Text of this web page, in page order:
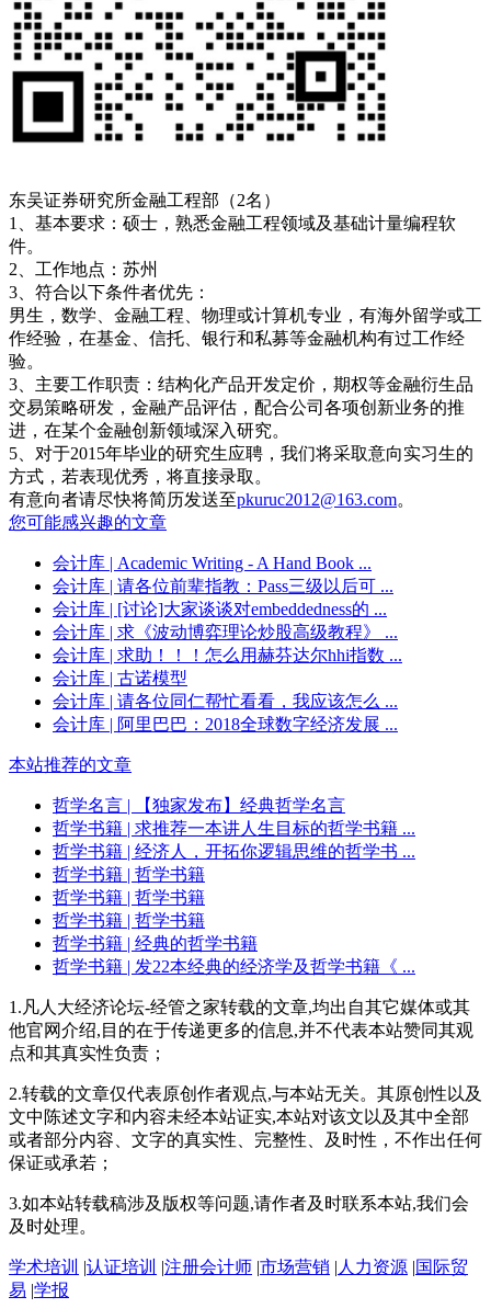
东吴证券研究所金融工程部（2名）
1、基本要求：硕士，熟悉金融工程领域及基础计量编程软
件。
2、工作地点：苏州
3、符合以下条件者优先：
男生，数学、金融工程、物理或计算机专业，有海外留学或工
作经验，在基金、信托、银行和私募等金融机构有过工作经
验。
3、主要工作职责：结构化产品开发定价，期权等金融衍生品
交易策略研发，金融产品评估，配合公司各项创新业务的推
进，在某个金融创新领域深入研究。
5、对于2015年毕业的研究生应聘，我们将采取意向实习生的
方式，若表现优秀，将直接录取。
有意向者请尽快将简历发送至pkuruc2012@163.com。
您可能感兴趣的文章
会计库 | Academic Writing - A Hand Book ...
会计库 | 请各位前辈指教：Pass三级以后可 ...
会计库 | [讨论]大家谈谈对embeddedness的 ...
会计库 | 求《波动博弈理论炒股高级教程》 ...
会计库 | 求助！！！怎么用赫芬达尔hhi指数 ...
会计库 | 古诺模型
会计库 | 请各位同仁帮忙看看，我应该怎么 ...
会计库 | 阿里巴巴：2018全球数字经济发展 ...
本站推荐的文章
哲学名言 | 【独家发布】经典哲学名言
哲学书籍 | 求推荐一本讲人生目标的哲学书籍 ...
哲学书籍 | 经济人，开拓你逻辑思维的哲学书 ...
哲学书籍 | 哲学书籍
哲学书籍 | 哲学书籍
哲学书籍 | 哲学书籍
哲学书籍 | 经典的哲学书籍
哲学书籍 | 发22本经典的经济学及哲学书籍《 ...
1.凡人大经济论坛-经管之家转载的文章,均出自其它媒体或其
他官网介绍,目的在于传递更多的信息,并不代表本站赞同其观
点和其真实性负责；
2.转载的文章仅代表原创作者观点,与本站无关。其原创性以及
文中陈述文字和内容未经本站证实,本站对该文以及其中全部
或者部分内容、文字的真实性、完整性、及时性，不作出任何
保证或承若；
3.如本站转载稿涉及版权等问题,请作者及时联系本站,我们会
及时处理。
学术培训 |认证培训 |注册会计师 |市场营销 | 人力资源 |国际贸
易 |学报